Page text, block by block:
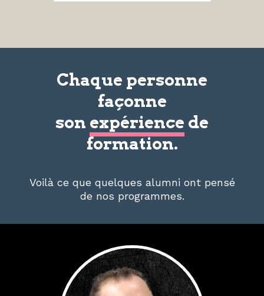
Chaque personne
façonne
son expérience de
formation.
Voilà ce que quelques alumni ont pensé
de nos programmes.